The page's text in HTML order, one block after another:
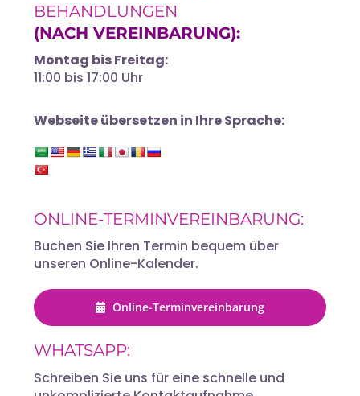
BEHANDLUNGEN
(NACH VEREINBARUNG):
Montag bis Freitag:
11:00 bis 17:00 Uhr
Webseite übersetzen in Ihre Sprache:
ONLINE-TERMINVEREINBARUNG:
Buchen Sie Ihren Termin bequem über
unseren Online-Kalender.
Online-Terminvereinbarung
WHATSAPP:
Schreiben Sie uns für eine schnelle und